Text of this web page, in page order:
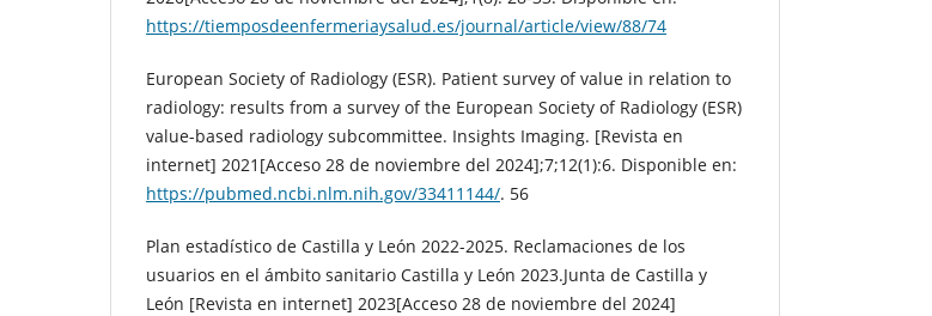
https://tiemposdeenfermeriaysalud.es/journal/article/view/88/74
European Society of Radiology (ESR). Patient survey of value in relation to
radiology: results from a survey of the European Society of Radiology (ESR)
value-based radiology subcommittee. Insights Imaging. [Revista en
internet] 2021[Acceso 28 de noviembre del 2024];7;12(1):6. Disponible en:
https://pubmed.ncbi.nlm.nih.gov/33411144/. 56
Plan estadístico de Castilla y León 2022-2025. Reclamaciones de los
usuarios en el ámbito sanitario Castilla y León 2023.Junta de Castilla y
León [Revista en internet] 2023[Acceso 28 de noviembre del 2024]